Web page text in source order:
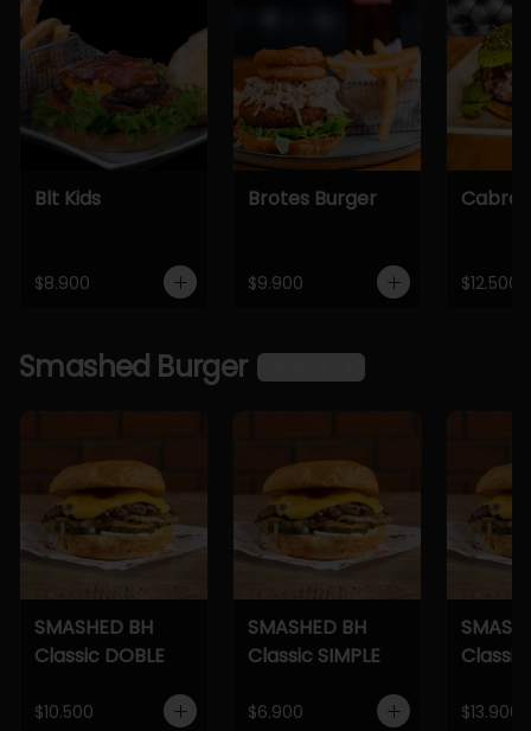
Blt Kids
$8.900
Brotes Burger
$9.900
Cabra
$12.500
Smashed Burger
SMASHED BH
Classic DOBLE
$10.500
SMASHED BH
Classic SIMPLE
$6.900
Classic
$13.900